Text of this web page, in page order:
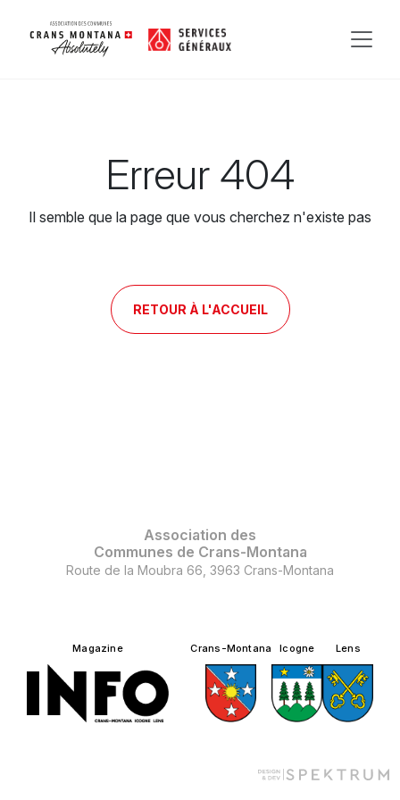
Erreur 404
Il semble que la page que vous cherchez n'existe pas
RETOUR À L'ACCUEIL
Association des
Communes de Crans-Montana
Route de la Moubra 66, 3963 Crans-Montana
Magazine Crans-Montana Icogne Lens